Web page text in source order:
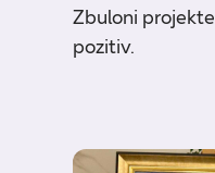
Zbuloni
pozitiv.